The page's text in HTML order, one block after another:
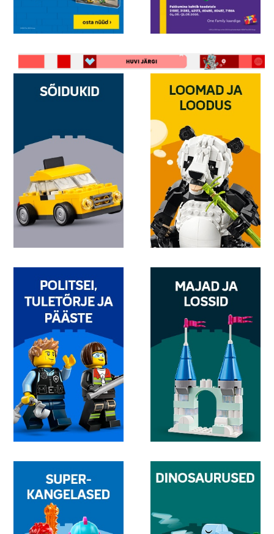
kauplustest ja e-poest. Kutsume teid liituma LEGO
fänndega ja sukelduma põnevasse LEGO maailma!